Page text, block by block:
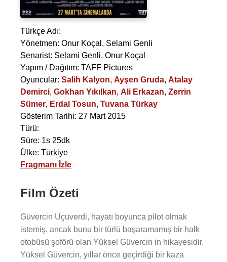
Türkçe Adı:
Yönetmen: Onur Koçal , Selami Genli
Senarist: Selami Genli, Onur Koçal
Yapım / Dağıtım: TAFF Pictures
Oyuncular: Salih Kalyon, Ayşen Gruda, Atalay
Demirci, Gokhan Yıkılkan, Ali Erkazan, Zerrin
Sümer, Erdal Tosun, Tuvana Türkay
Gösterim Tarihi: 27 Mart 2015
Türü:
Süre: 1s 25dk
Ülke: Türkiye
Fragmanı İzle
Film Özeti
Güvercin Uçuverdi, hayatı boyunca pilot olmak
istemiş, ancak bunu bir türlü başaramamış bir halk
otobüsü şoförü olan Yüksel Güvercin in hikayesidir.
Yüksel Güvercin, yıllar önce geçirdiği bir kaza